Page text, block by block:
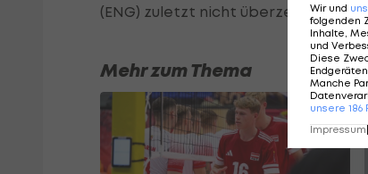
(ENG) zuletzt nicht überzeugt.
Mehr zum Thema
Wir und
folgenden
Inhalte,
und
Diese
Endgeräten
Manche
unsere 186
Impressum|